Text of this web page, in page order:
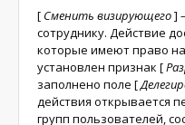
[ Сменить визирующего]
сотруднику. Действие
которые имеют право
установлен признак [
заполнено поле [
действия открывается
групп пользователей,